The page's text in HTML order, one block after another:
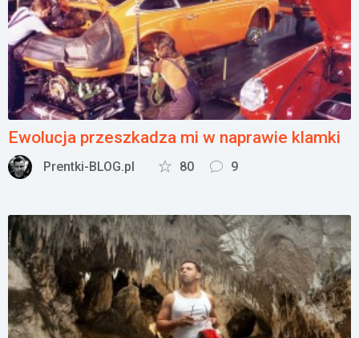
Ewolucja przeszkadza mi w naprawie klamki
Prentki-BLOG.pl 80 9